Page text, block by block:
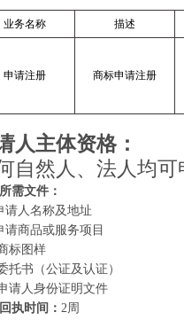
业务名称 描述
申请注册 商标申请注册
人主体资格：
自然人、法人均
需文件：
请人名称及地址
请商品或服务项目
标图样
托书（公证及认证）
请人身份证明文件
执时间： 2周